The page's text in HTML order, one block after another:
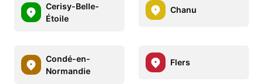
Cerisy-Belle-
Étoile
Chanu
Condé-en-
Normandie
Flers